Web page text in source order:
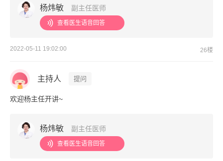
杨炜敏 副主任医师
查看医生语音回答
2022-05-11 19:02:00 26楼
主持人 提问
欢迎杨主任开讲~
杨炜敏 副主任医师
查看医生语音回答